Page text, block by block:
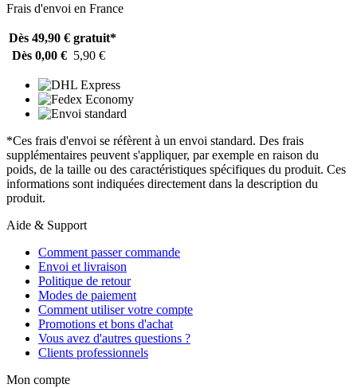
Frais d'envoi en France
Dès 49,90 € gratuit*
Dès 0,00 € 5,90 €
*Ces frais d'envoi se réfèrent à un envoi standard. Des frais
supplémentaires peuvent s'appliquer, par exemple en raison du
poids, de la taille ou des caractéristiques spécifiques du produit. Ces
informations sont indiquées directement dans la description du
produit.
Aide & Support
Comment passer commande
Envoi et livraison
Politique de retour
Modes de paiement
Comment utiliser votre compte
Promotions et bons d'achat
Vous avez d'autres questions ?
Clients professionnels
Mon compte